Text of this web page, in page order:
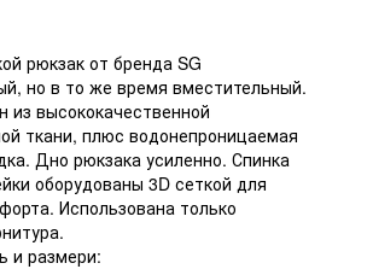
рюкзак от бренда SG
но в то же время вместительный.
из высококачественной
ткани, плюс водонепроницаемая
Дно рюкзака усиленно. Спинка
оборудованы 3D сеткой для
Использована только
и размери: